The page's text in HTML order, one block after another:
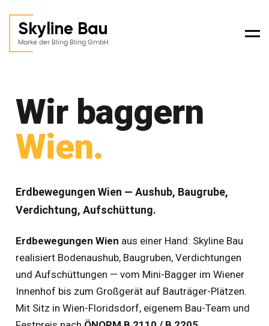
Skyline Bau
Marke der Bling Bling GmbH
Wir baggern
Wien.
Erdbewegungen Wien — Aushub, Baugrube,
Verdichtung, Aufschüttung.
Erdbewegungen Wien aus einer Hand: Skyline Bau
realisiert Bodenaushub, Baugruben, Verdichtungen
und Aufschüttungen — vom Mini-Bagger im Wiener
Innenhof bis zum Großgerät auf Bauträger-Plätzen.
Mit Sitz in Wien-Floridsdorf, eigenem Bau-Team und